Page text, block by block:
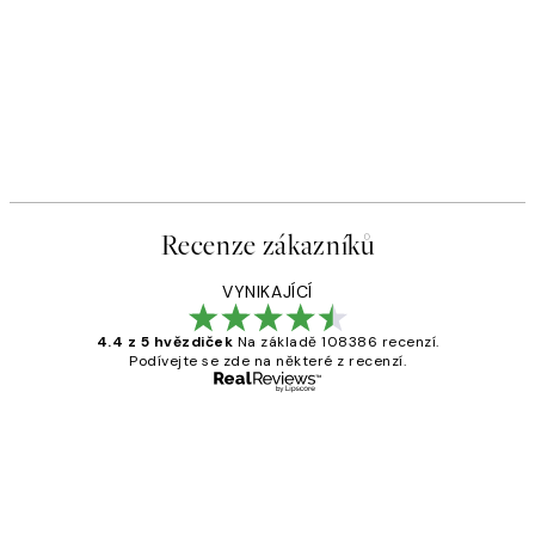
Recenze zákazníků
VYNIKAJÍCÍ
4.4 z 5 hvězdiček Na základě 108386 recenzí.
Podívejte se zde na některé z recenzí.